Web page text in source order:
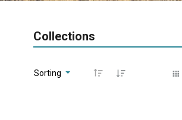
Collections
Sorting